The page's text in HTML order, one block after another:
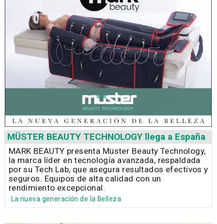
MÜSTER BEAUTY TECHNOLOGY llega a España
MARK BEAUTY presenta Müster Beauty Technology,
la marca líder en tecnología avanzada, respaldada
por su Tech Lab, que asegura resultados efectivos y
seguros. Equipos de alta calidad con un
rendimiento excepcional.
La nueva generación de la Belleza